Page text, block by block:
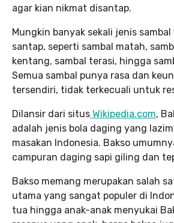
agar kian nikmat disantap.
Mungkin banyak sekali jenis
santap, seperti sambal matah,
kentang, sambal terasi, hingga
Semua sambal punya rasa dan
tersendiri, tidak terkecuali untuk
Dilansir dari situs Wikipedia.com,
adalah jenis bola daging yang
masakan Indonesia. Bakso
campuran daging sapi giling dan
Bakso memang merupakan salah
utama yang sangat populer di
tua hingga anak-anak menyukai